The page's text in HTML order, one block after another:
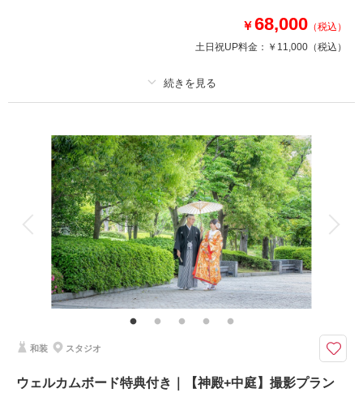
￥68,000 （税込）
土日祝UP料金： ￥11,000 （税込）
撮影料 新婦衣装1着 新郎衣装1着
着付け ヘアメイク 小物一式
アルバム データ 100 カット 台紙付写真
衣装追加 会食 挙式
家族と撮影 家族用衣装レンタル ペットと撮影
その他含むもの
新婦ヘアメイク、髪飾り、ブライダルインナー、衣装小物一式、ロケ地まで
の移動費
しっかりお写真を残したい方へ、レタッチ済みお写真データ130カット以
上。衣装・ヘアメイク・写真データ等全て込みで安心◎
●新郎新婦洋装各１着
●撮影場所：光が丘公園
和装 スタジオ
ウェルカムボード特典付き｜【神殿+中庭】撮影プラン